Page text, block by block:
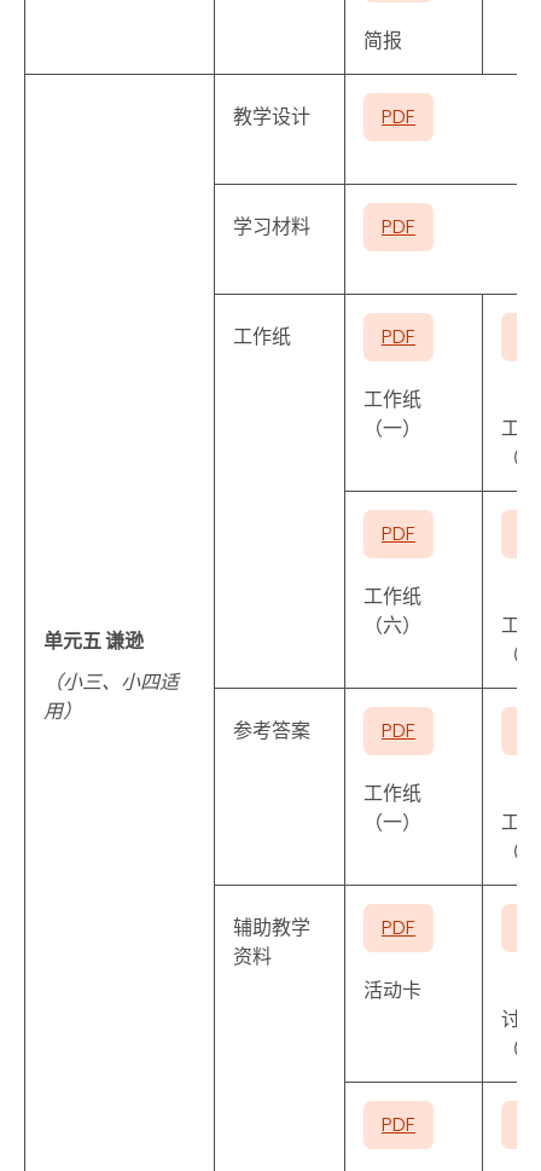
简报
单元五 谦逊
（小三、小四适
用）
教学设计 PDF
学习材料 PDF
工作纸 PDF
工作纸
（一）
工
（
PDF
工作纸
（六）
工
（
参考答案 PDF
工作纸
（一）
工
（
辅助教学
资料
PDF
活动卡
讨
（
PDF